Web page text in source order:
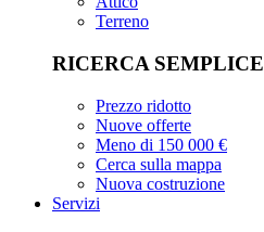
Terreno
RICERCA SEMPLICE
Prezzo ridotto
Nuove offerte
Meno di 150 000 €
Cerca sulla mappa
Nuova costruzione
Servizi